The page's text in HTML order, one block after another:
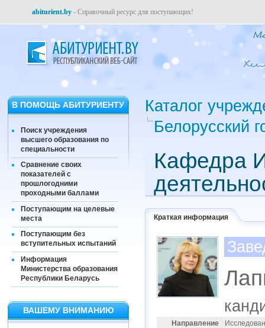
abiturient.by - Справочный ресурс для поступающих!
В ПОМОЩЬ АБИТУРИЕНТУ
Поиск учреждения
высшего образования по
специальности
Сравнение своих
показателей с
прошлогодними
проходными баллами
Поступающим на целевые
места
Поступающим без
вступительных испытаний
Информация
Министерства образования
Республики Беларусь
ВАШЕМУ ВНИМАНИЮ
Каталог
Белорусский
Кафедра
Краткая информация
Направление